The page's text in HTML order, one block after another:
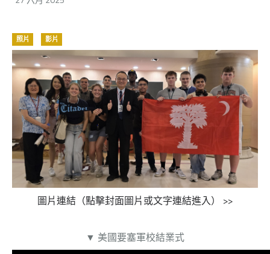
照片 影片
圖片連結（點擊封面圖片或文字連結進入） >>
▼ 美國要塞軍校結業式